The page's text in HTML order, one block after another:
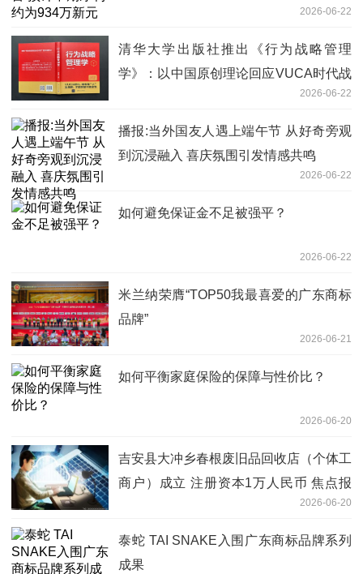
2026-06-22
清华大学出版社推出《行为战略管理
学》：以中国原创理论回应VUCA时代战
2026-06-22
播报:当外国友人遇上端午节 从好奇旁观
到沉浸融入 喜庆氛围引发情感共鸣
2026-06-22
如何避免保证金不足被强平？
2026-06-22
米兰纳荣膺“TOP50我最喜爱的广东商标
品牌”
2026-06-21
如何平衡家庭保险的保障与性价比？
2026-06-20
吉安县大冲乡春根废旧品回收店（个体工
商户）成立 注册资本1万人民币 焦点报
2026-06-20
泰蛇 TAI SNAKE入围广东商标品牌系列
成果